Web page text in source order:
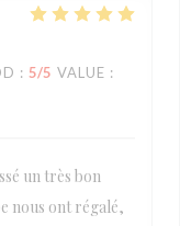
: 5/5 VALUE :
un très bon
nous ont régalé,